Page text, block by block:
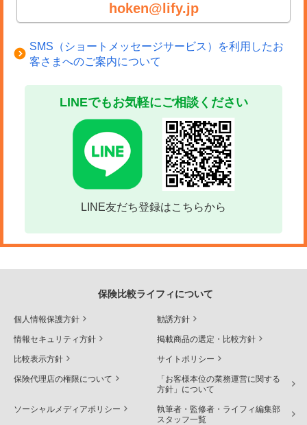
hoken@lify.jp
SMS（ショートメッセージサービス）を利用したお
客さまへのご案内について
LINEでもお気軽にご相談ください
LINE友だち登録はこちらから
保険比較ライフィについて
個人情報保護方針 勧誘方針
情報セキュリティ方針 掲載商品の選定・比較方針
比較表示方針 サイトポリシー
保険代理店の権限について
「お客様本位の業務運営に関する
方針」について
ソーシャルメディアポリシー
執筆者・監修者・ライフィ編集部
スタッフ一覧